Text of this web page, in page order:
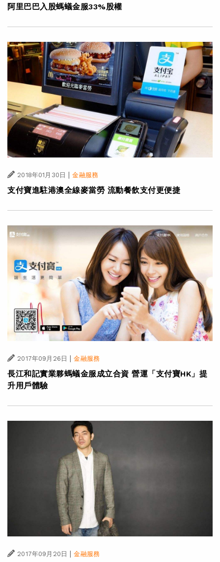
阿里巴巴入股螞蟻金服33%股權
2018年01月30日 | 金融服務
支付寶進駐港澳全線麥當勞 流動餐飲支付更便捷
2017年09月26日 | 金融服務
長江和記實業夥螞蟻金服成立合資 營運「支付寶HK」提
升用戶體驗
2017年09月20日 | 金融服務